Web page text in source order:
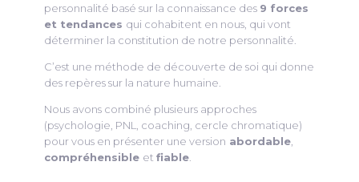
personnalité basé sur la connaissance des 9 forces
et tendances qui cohabitent en nous, qui vont
déterminer la constitution de notre personnalité.
C’est une méthode de découverte de soi qui donne
des repères sur la nature humaine.
Nous avons combiné plusieurs approches
(psychologie, PNL, coaching, cercle chromatique)
pour vous en présenter une version abordable,
compréhensible et fiable.